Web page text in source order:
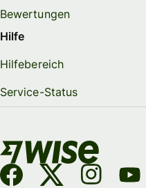
Bewertungen
Hilfe
Hilfebereich
Service-Status